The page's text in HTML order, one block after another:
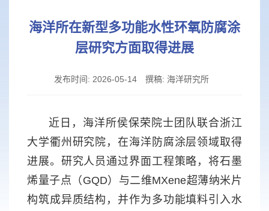
海洋所在新型多功能水性环氧防腐涂
层研究方面取得进展
发布时间: 2026-05-14 撰稿: 海洋研究所
近日，海洋所侯保荣院士团队联合浙江
大学衢州研究院，在海洋防腐涂层领域取得
进展。研究人员通过界面工程策略，将石墨
烯量子点（GQD）与二维MXene超薄纳米片
构筑成异质结构，并作为多功能填料引入水